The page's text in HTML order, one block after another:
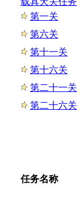
第一关
第六关
第十一关
第十六关
第二十一关
第二十六关
任务名称